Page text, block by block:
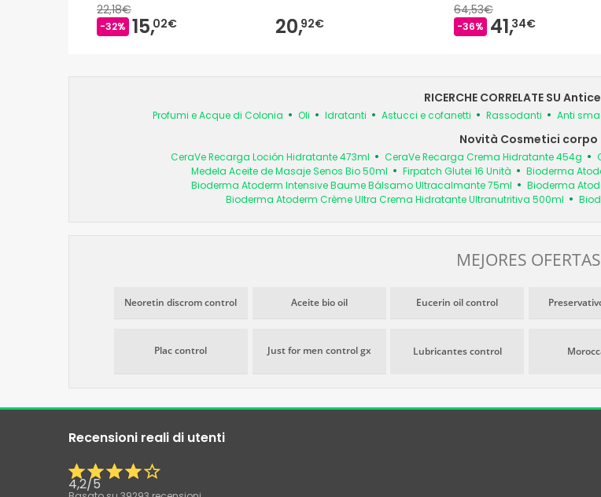
22,18€
-32% 15,02€ 20,92€
64,53€
-36% 41,34€
RICERCHE CORRELATE SU
Profumi e Acque di Colonia Oli Idratanti Astucci e cofanetti Rassodanti Anti
Novità Cosmetici corpo
CeraVe Recarga Loción Hidratante 473ml CeraVe Recarga Crema Hidratante 454g
Medela Aceite de Masaje Senos Bio 50ml
Firpatch Glutei 16 Unità
Bioderma
Bioderma Atoderm Intensive Baume Bálsamo Ultracalmante 75ml
Bioderma
Bioderma Atoderm Crème Ultra Crema Hidratante Ultranutritiva 500ml
MEJORES OFERTAS
Neoretin discrom control Aceite bio oil Eucerin oil control
Plac control Just for men control gx Lubricantes control
Recensioni reali di utenti
4,2/5